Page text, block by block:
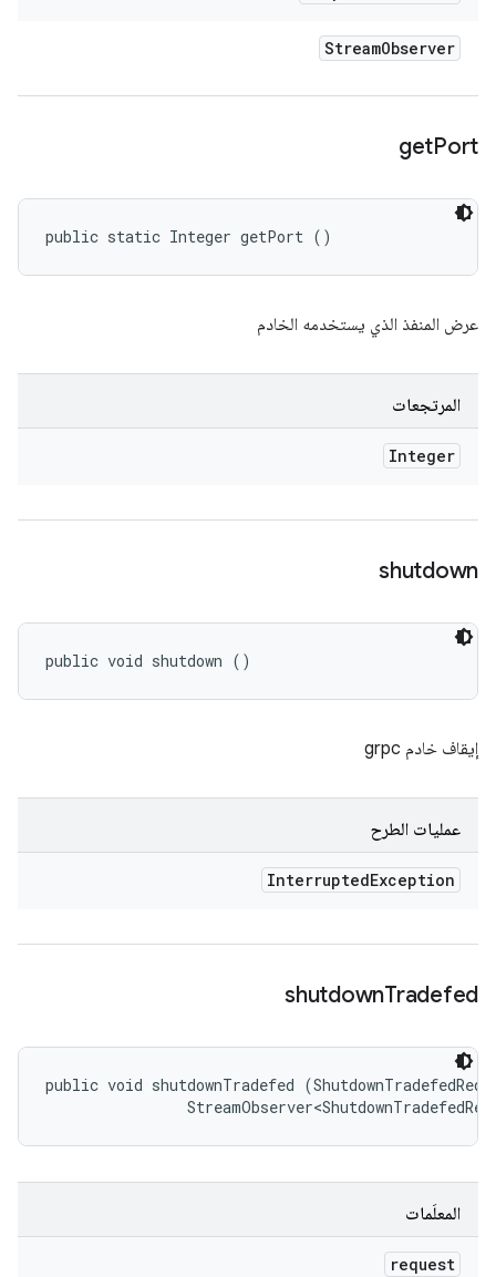
StreamObserver
getPort
public static Integer getPort ()
عرض المنفذ الذي يستخدمه الخادم
المرتجعات
Integer
shutdown
public void shutdown ()
إيقاف خادم grpc
عمليات الطرح
InterruptedException
shutdownTradefed
public void shutdownTradefed
المعلَمات
request